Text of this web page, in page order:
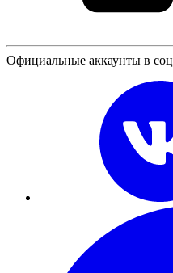
Официальные аккаунты в